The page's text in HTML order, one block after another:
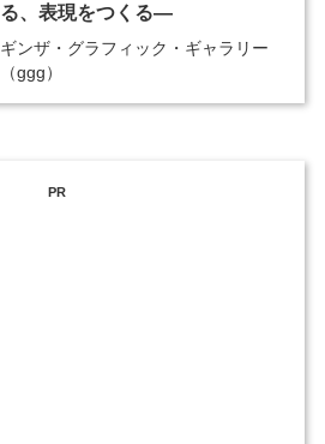
る、表現をつくる―
ギンザ・グラフィック・ギャラリー
（ggg）
PR